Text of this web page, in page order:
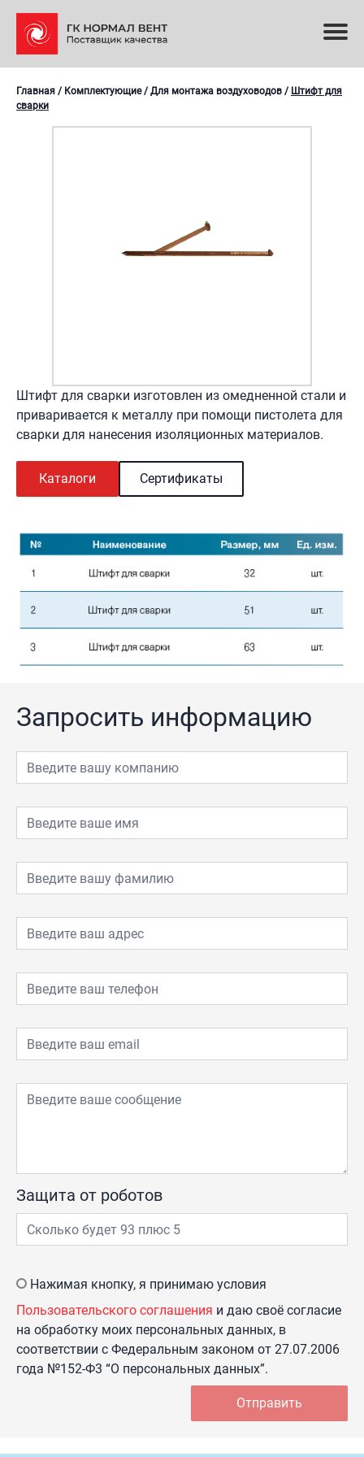
Главная / Комплектующие/ Для монтажа воздуховодов / Штифт для
сварки
Штифт для сварки изготовлен из омедненной стали и
приваривается к металлу при помощи пистолета для
сварки для нанесения изоляционных материалов.
Каталоги Сертификаты
Запросить информацию
Защита от роботов
Нажимая кнопку, я принимаю условия
Пользовательского соглашения и даю своё согласие
на обработку моих персональных данных, в
соответствии с Федеральным законом от 27.07.2006
года №152-Ф3 “О персональных данных”.